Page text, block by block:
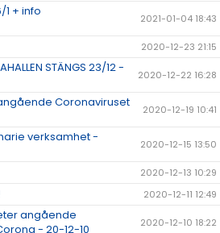
+ info
2021-01-04 18:43
2020-12-23 21:15
STÄNGS 23/12 -
2020-12-22 16:28
Coronaviruset
2020-12-19 10:41
verksamhet -
2020-12-15 13:50
2020-12-13 10:29
2020-12-11 12:49
angående
- 20-12-10
2020-12-10 18:22